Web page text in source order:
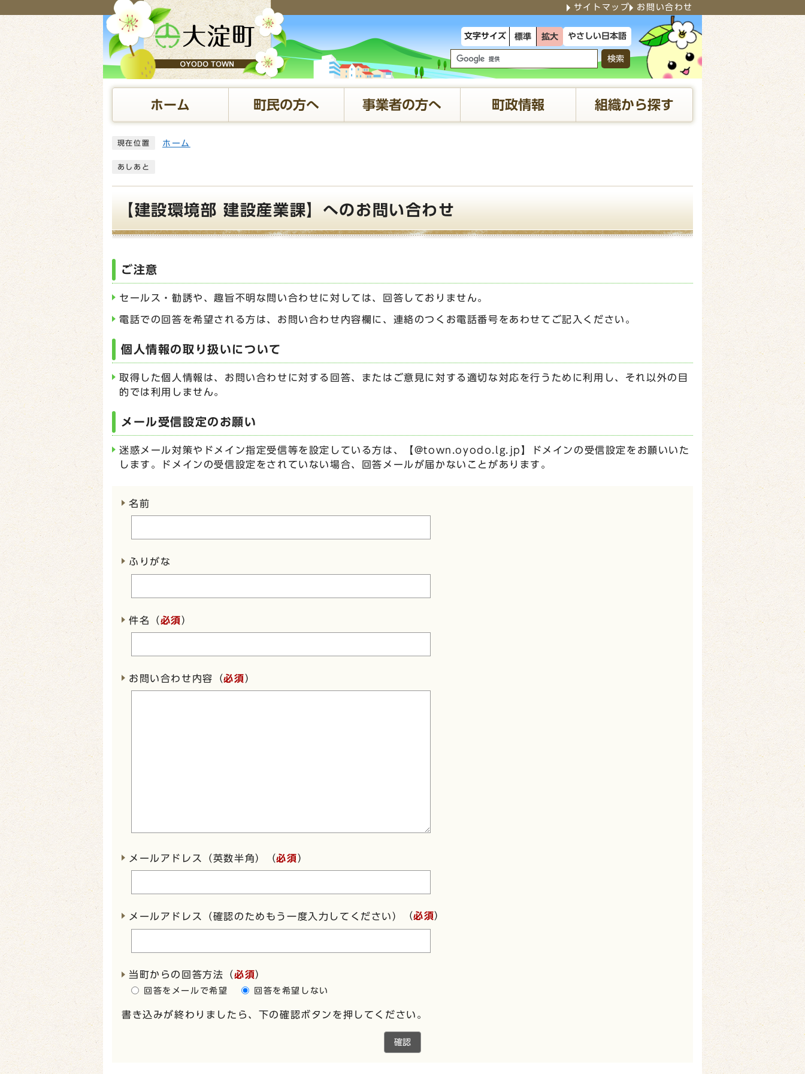
サイトマップ お問い合わせ
文字サイズ 標準 拡大 やさしい日本語
検索
ホーム 町民の方へ 事業者の方へ 町政情報 組織から探す
ここから本文です 現在位置 ホーム
あしあと
【建設環境部 建設産業課】へのお問い合わせ
ご注意
セールス・勧誘や、趣旨不明な問い合わせに対しては、回答しておりません。
電話での回答を希望される方は、お問い合わせ内容欄に、連絡のつくお電話番号をあわせてご記入ください。
個人情報の取り扱いについて
取得した個人情報は、お問い合わせに対する回答、またはご意見に対する適切な対応を行うために利用し、それ以外の目
的では利用しません。
メール受信設定のお願い
迷惑メール対策やドメイン指定受信等を設定している方は、【@town.oyodo.lg.jp】ドメインの受信設定をお願いいた
します。ドメインの受信設定をされていない場合、回答メールが届かないことがあります。
名前
ふりがな
件名（必須）
お問い合わせ内容（必須）
メールアドレス（英数半角）（必須）
メールアドレス（確認のためもう一度入力してください） （必須）
当町からの回答方法 （必須）
回答をメールで希望 回答を希望しない
書き込みが終わりましたら、下の確認ボタンを押してください。
確認